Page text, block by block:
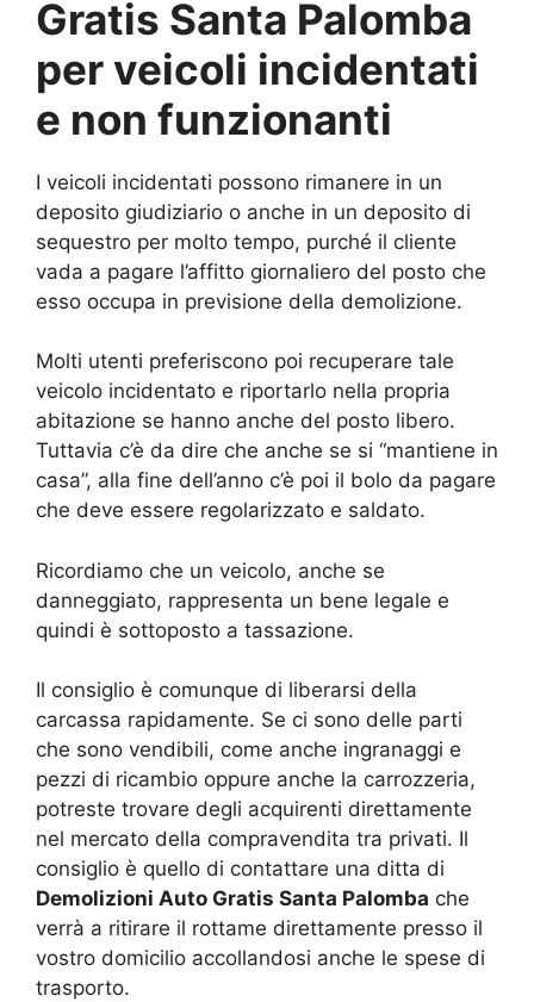
Gratis Santa Palomba
per veicoli incidentati
e non funzionanti
I veicoli incidentati possono rimanere in un
deposito giudiziario o anche in un deposito di
sequestro per molto tempo, purché il cliente
vada a pagare l’affitto giornaliero del posto che
esso occupa in previsione della demolizione.
Molti utenti preferiscono poi recuperare tale
veicolo incidentato e riportarlo nella propria
abitazione se hanno anche del posto libero.
Tuttavia c’è da dire che anche se si “mantiene in
casa”, alla fine dell’anno c’è poi il bolo da pagare
che deve essere regolarizzato e saldato.
Ricordiamo che un veicolo, anche se
danneggiato, rappresenta un bene legale e
quindi è sottoposto a tassazione.
Il consiglio è comunque di liberarsi della
carcassa rapidamente. Se ci sono delle parti
che sono vendibili, come anche ingranaggi e
pezzi di ricambio oppure anche la carrozzeria,
potreste trovare degli acquirenti direttamente
nel mercato della compravendita tra privati. Il
consiglio è quello di contattare una ditta di
Demolizioni Auto Gratis Santa Palomba che
verrà a ritirare il rottame direttamente presso il
vostro domicilio accollandosi anche le spese di
trasporto.